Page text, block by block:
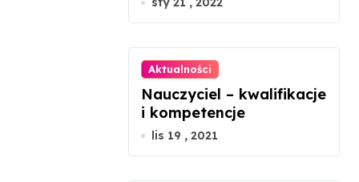
Aktualności
Nauczyciel – kwalifikacje
i kompetencje
lis 19 , 2021